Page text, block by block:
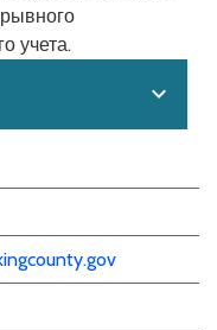
учета.
expand_more